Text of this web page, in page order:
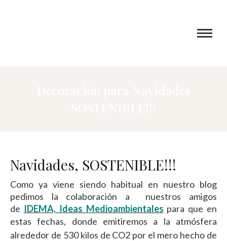
Navidades, SOSTENIBLE!!!
Como ya viene siendo habitual en nuestro blog
pedimos la colaboración a nuestros amigos
de IDEMA, Ideas Medioambientales para que en
estas fechas, donde emitiremos a la atmósfera
alrededor de 530 kilos de CO2 por el mero hecho de